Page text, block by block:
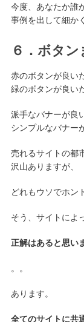
今度、あなたか誰
事例を出して細か
６．ボタ
赤のボタンが良い
緑のボタンが良い
派手なバナーが良
シンプルなバナー
売れるサイトの都
沢山ありますが、
どれもウソでホン
そう、サイトによ
正解はあると思い
。。
あります。
全てのサイトに共